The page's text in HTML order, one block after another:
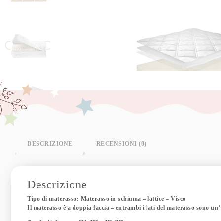
DESCRIZIONE RECENSIONI (0)
Descrizione
Tipo di materasso: Materasso in schiuma – lattice – Visco
Il materasso è a doppia faccia – entrambi i lati del materasso sono